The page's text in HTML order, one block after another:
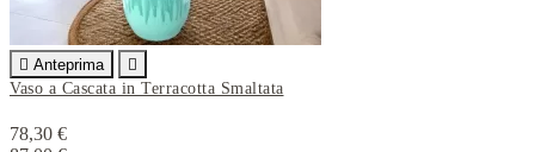
 Anteprima

Vaso a Cascata in Terracotta Smaltata
78,30 €